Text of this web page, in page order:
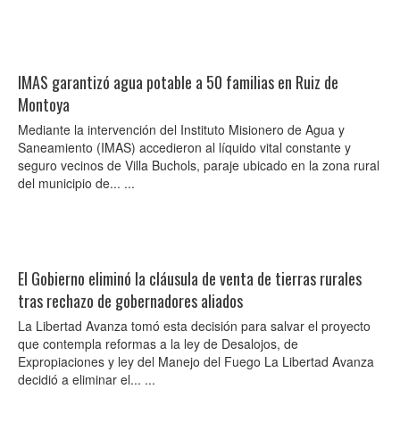
IMAS garantizó agua potable a 50 familias en Ruiz de
Montoya
Mediante la intervención del Instituto Misionero de Agua y
Saneamiento (IMAS) accedieron al líquido vital constante y
seguro vecinos de Villa Buchols, paraje ubicado en la zona rural
del municipio de... ...
El Gobierno eliminó la cláusula de venta de tierras rurales
tras rechazo de gobernadores aliados
La Libertad Avanza tomó esta decisión para salvar el proyecto
que contempla reformas a la ley de Desalojos, de
Expropiaciones y ley del Manejo del Fuego La Libertad Avanza
decidió a eliminar el... ...